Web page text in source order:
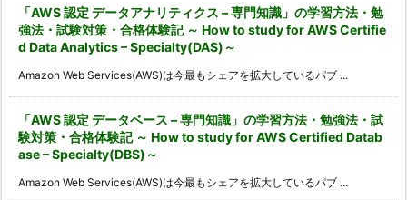
「AWS 認定 データアナリティクス – 専門知識」の学習方法・勉
強法・試験対策・合格体験記 ～ How to study for AWS Certifie
d Data Analytics – Specialty(DAS)～
Amazon Web Services(AWS)は今最もシェアを拡大しているパブ ...
「AWS 認定 データベース – 専門知識」の学習方法・勉強法・試
験対策・合格体験記 ～ How to study for AWS Certified Datab
ase – Specialty(DBS)～
Amazon Web Services(AWS)は今最もシェアを拡大しているパブ ...